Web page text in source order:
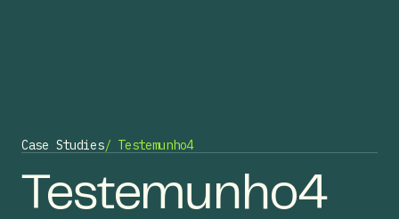
Case Studies/ Testemunho4
Testemunho4